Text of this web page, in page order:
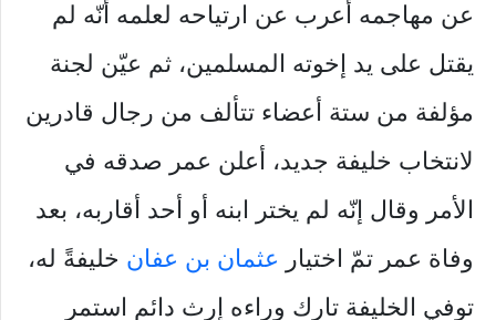
عن مهاجمه أعرب عن ارتياحه لعلمه أنّه لم
يقتل على يد إخوته المسلمين، ثم عيّن لجنة
مؤلفة من ستة أعضاء تتألف من رجال قادرين
لانتخاب خليفة جديد، أعلن عمر صدقه في
الأمر وقال إنّه لم يختر ابنه أو أحد أقاربه، بعد
وفاة عمر تمّ اختيار عثمان بن عفان خليفةً له،
توفي الخليفة تارك وراءه إرث دائم استمر